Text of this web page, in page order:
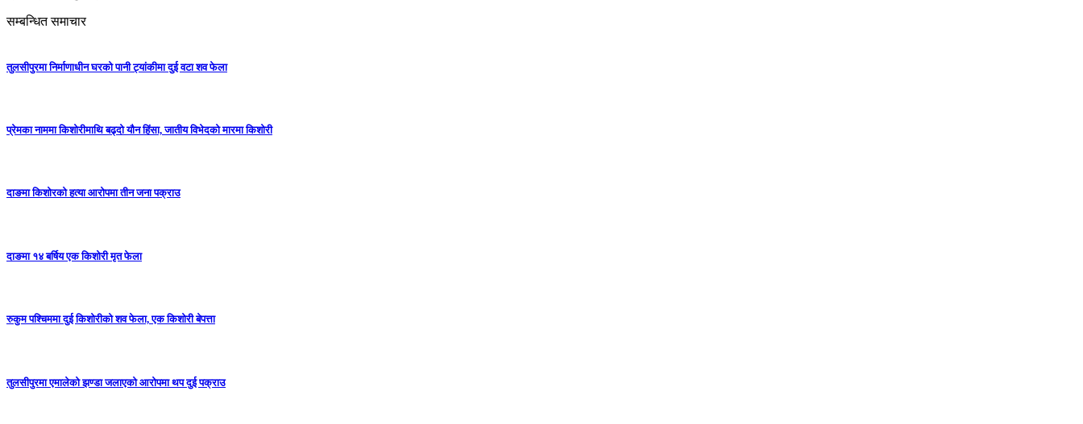
सम्बन्धित समाचार
तुलसीपुरमा निर्माणाधीन घरको पानी ट्यांकीमा दुई वटा शव फेला
प्रेमका नाममा किशोरीमाथि बढ्दो यौन हिंसा, जातीय विभेदको मारमा किशोरी
दाङमा किशोरको हत्या आरोपमा तीन जना पक्राउ
दाङमा १४ बर्षिय एक किशोरी मृत फेला
रुकुम पश्चिममा दुई किशोरीको शव फेला, एक किशोरी बेपत्ता
तुलसीपुरमा एमालेको झण्डा जलाएको आरोपमा थप दुई पक्राउ